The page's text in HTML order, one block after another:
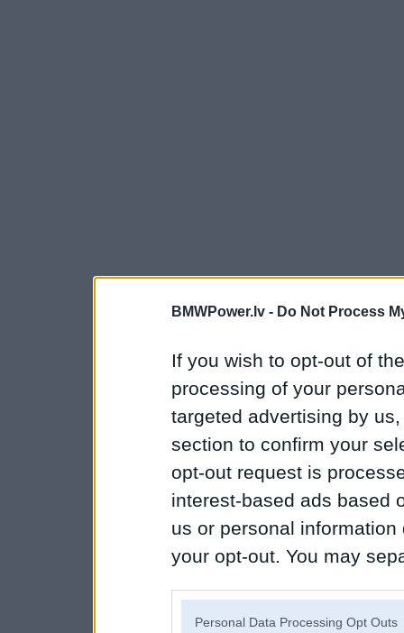
BMWPower.lv - Do Not Process
If you wish to opt-out of
processing of your
targeted advertising by
section to confirm your
opt-out request is
interest-based ads based
us or personal
your opt-out. You may
Personal Data Processing Opt Outs